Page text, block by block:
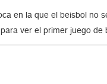
en la que el beisbol no
ver el primer juego de